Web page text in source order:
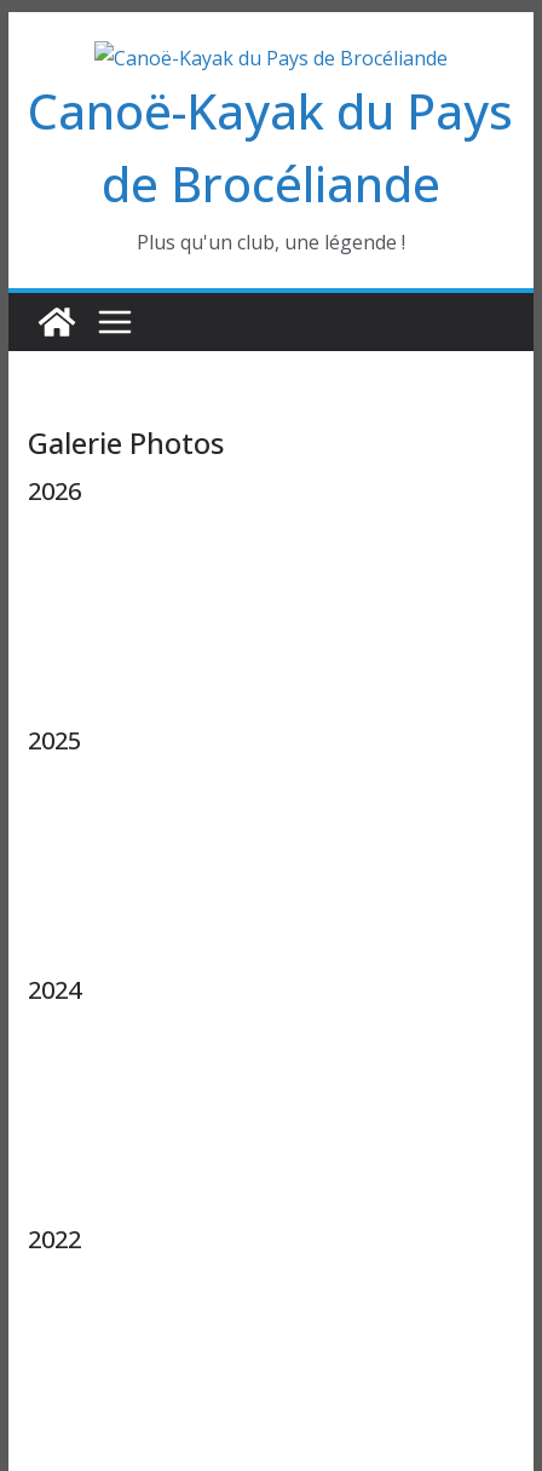
contenu
Canoë-Kayak du Pays
de Brocéliande
Plus qu'un club, une légende !
Galerie Photos
2026
2025
2024
2022